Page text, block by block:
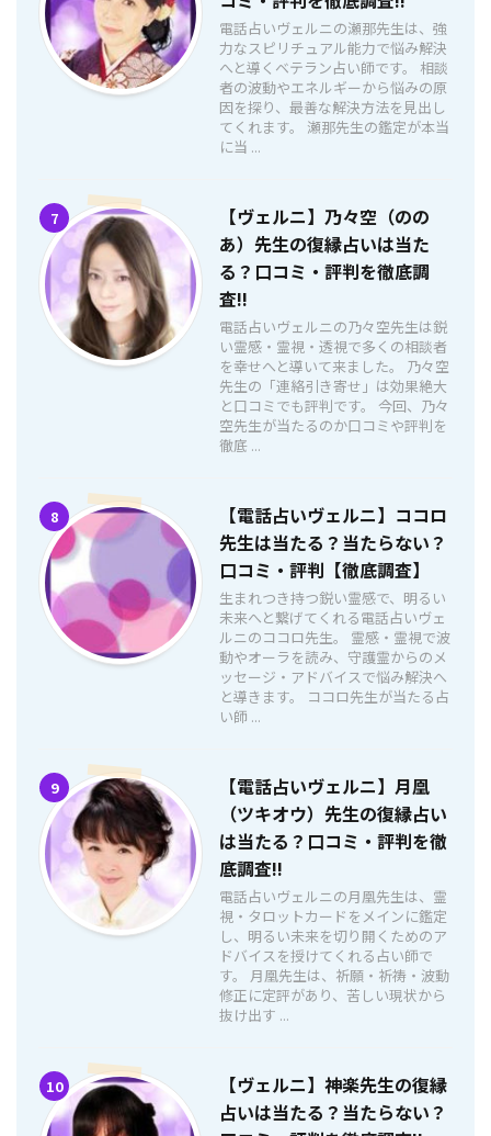
電話占いヴェルニの瀬那先生は、強
力なスピリチュアル能力で悩み解決
へと導くベテラン占い師です。 相談
者の波動やエネルギーから悩みの原
因を探り、最善な解決方法を見出し
てくれます。 瀬那先生の鑑定が本当
に当 ...
7
【ヴェルニ】乃々空（のの
あ）先生の復縁占いは当た
る？口コミ・評判を徹底調
査!!
電話占いヴェルニの乃々空先生は鋭
い霊感・霊視・透視で多くの相談者
を幸せへと導いて来ました。 乃々空
先生の「連絡引き寄せ」は効果絶大
と口コミでも評判です。 今回、乃々
空先生が当たるのか口コミや評判を
徹底 ...
8
【電話占いヴェルニ】ココロ
先生は当たる？当たらない？
口コミ・評判【徹底調査】
生まれつき持つ鋭い霊感で、明るい
未来へと繋げてくれる電話占いヴェ
ルニのココロ先生。 霊感・霊視で波
動やオーラを読み、守護霊からのメ
ッセージ・アドバイスで悩み解決へ
と導きます。 ココロ先生が当たる占
い師 ...
9
【電話占いヴェルニ】月凰
（ツキオウ）先生の復縁占い
は当たる？口コミ・評判を徹
底調査!!
電話占いヴェルニの月凰先生は、霊
視・タロットカードをメインに鑑定
し、明るい未来を切り開くためのア
ドバイスを授けてくれる占い師で
す。 月凰先生は、祈願・祈祷・波動
修正に定評があり、苦しい現状から
抜け出す ...
10
【ヴェルニ】神楽先生の復縁
占いは当たる？当たらない？